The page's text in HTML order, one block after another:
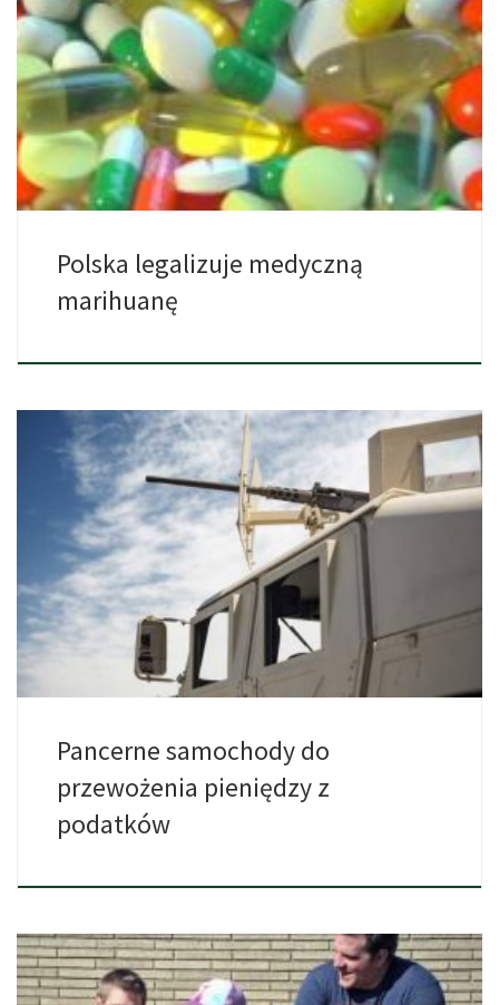
Program legalnej marihuany w Polsce wszedł w życie w zeszłym
[…]
Polska legalizuje medyczną
marihuanę
Kalifornia chce zacząć stosować pancerne samochody w celu
przewożenia pieniędzy […]
Pancerne samochody do
przewożenia pieniędzy z
podatków